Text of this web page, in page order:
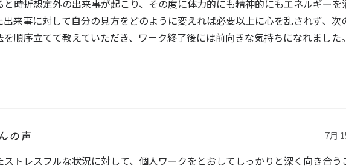
時折想定外の出来事が起こり、その度に体力的にも精神的にもエネルギーを
出来事に対して自分の見方をどのように変えれば必要以上に心を乱されず、次
を順序立てて教えていただき、ワーク終了後には前向きな気持ちになれました
の声 7月
ストレスフルな状況に対して、個人ワークをとおしてしっかりと深く向き合う